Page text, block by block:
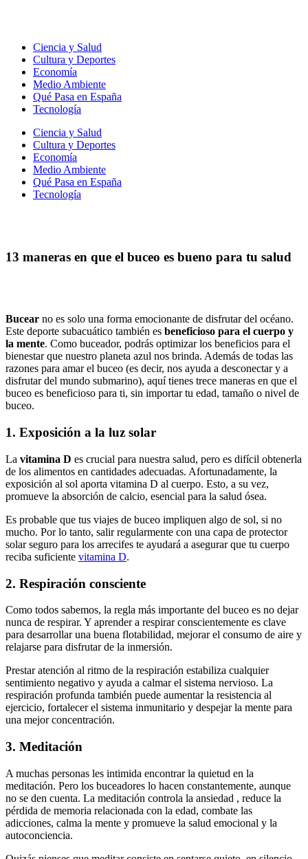
Ciencia y Salud
Cultura y Deportes
Economía
Medio Ambiente
Qué Pasa en España
Tecnología
Ciencia y Salud
Cultura y Deportes
Economía
Medio Ambiente
Qué Pasa en España
Tecnología
13 maneras en que el buceo es bueno para tu salud
Bucear no es solo una forma emocionante de disfrutar del océano.
Este deporte subacuático también es beneficioso para el cuerpo y
la mente. Como buceador, podrás optimizar los beneficios para el
bienestar que nuestro planeta azul nos brinda. Además de todas las
razones para amar el buceo (es decir, nos ayuda a desconectar y a
disfrutar del mundo submarino), aquí tienes trece maneras en que el
buceo es beneficioso para ti, sin importar tu edad, tamaño o nivel de
buceo.
1. Exposición a la luz solar
La vitamina D es crucial para nuestra salud, pero es difícil obtenerla
de los alimentos en cantidades adecuadas. Afortunadamente, la
exposición al sol aporta vitamina D al cuerpo. Esto, a su vez,
promueve la absorción de calcio, esencial para la salud ósea.
Es probable que tus viajes de buceo impliquen algo de sol, si no
mucho. Por lo tanto, salir regularmente con una capa de protector
solar seguro para los arrecifes te ayudará a asegurar que tu cuerpo
reciba suficiente vitamina D.
2. Respiración consciente
Como todos sabemos, la regla más importante del buceo es no dejar
nunca de respirar. Y aprender a respirar conscientemente es clave
para desarrollar una buena flotabilidad, mejorar el consumo de aire y
relajarse para disfrutar de la inmersión.
Prestar atención al ritmo de la respiración estabiliza cualquier
sentimiento negativo y ayuda a calmar el sistema nervioso. La
respiración profunda también puede aumentar la resistencia al
ejercicio, fortalecer el sistema inmunitario y despejar la mente para
una mejor concentración.
3. Meditación
A muchas personas les intimida encontrar la quietud en la
meditación. Pero los buceadores lo hacen constantemente, aunque
no se den cuenta. La meditación controla la ansiedad , reduce la
pérdida de memoria relacionada con la edad, combate las
adicciones, calma la mente y promueve la salud emocional y la
autoconciencia.